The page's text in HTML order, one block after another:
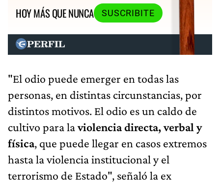
HOY MÁS QUE NUNCA
SUSCRIBITE
"El odio puede emerger en todas las
personas, en distintas circunstancias, por
distintos motivos. El odio es un caldo de
cultivo para laviolencia directa, verbal y
física, que puede llegar en casos extremos
hasta la violencia institucional y el
terrorismo de Estado", señaló la ex